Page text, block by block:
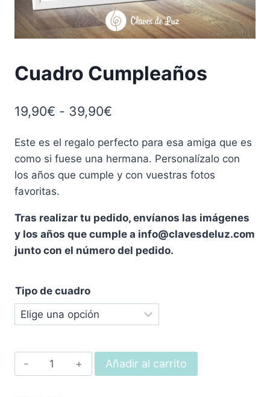
Cuadro Cumpleaños
19,90€ - 39,90€
precios:
desde
hasta
39,90€
Este es el regalo perfecto para esa amiga que es
como si fuese una hermana. Personalízalo con
los años que cumple y con vuestras fotos
favoritas.
Tras realizar tu pedido, envíanos las imágenes
y los años que cumple a info@clavesdeluz.com
junto con el número del pedido.
Tipo de cuadro
Cuadro
Cumpleaños
Añadir al carrito